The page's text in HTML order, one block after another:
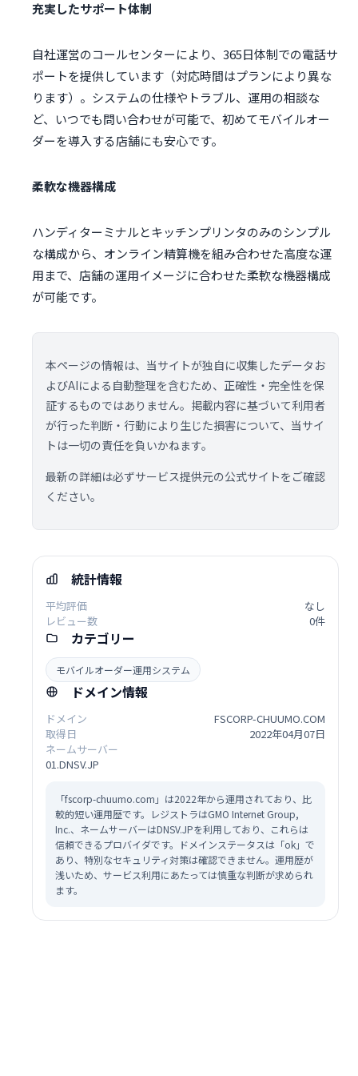
充実したサポート体制
自社運営のコールセンターにより、365日体制での電話サ
ポートを提供しています（対応時間はプランにより異な
ります）。システムの仕様やトラブル、運用の相談な
ど、いつでも問い合わせが可能で、初めてモバイルオー
ダーを導入する店舗にも安心です。
柔軟な機器構成
ハンディターミナルとキッチンプリンタのみのシンプル
な構成から、オンライン精算機を組み合わせた高度な運
用まで、店舗の運用イメージに合わせた柔軟な機器構成
が可能です。
本ページの情報は、当サイトが独自に収集したデータお
よびAIによる自動整理を含むため、正確性・完全性を保
証するものではありません。掲載内容に基づいて利用者
が行った判断・行動により生じた損害について、当サイ
トは一切の責任を負いかねます。
最新の詳細は必ずサービス提供元の公式サイトをご確認
ください。
統計情報
平均評価
なし
レビュー数
0件
カテゴリー
モバイルオーダー運用システム
ドメイン情報
ドメイン
FSCORP-CHUUMO.COM
取得日
2022年04月07日
ネームサーバー
01.DNSV.JP
「fscorp-chuumo.com」は2022年から運用されており、比
較的短い運用歴です。レジストラはGMO Internet Group,
Inc.、ネームサーバーはDNSV.JPを利用しており、これらは
信頼できるプロバイダです。ドメインステータスは「ok」で
あり、特別なセキュリティ対策は確認できません。運用歴が
浅いため、サービス利用にあたっては慎重な判断が求められ
ます。